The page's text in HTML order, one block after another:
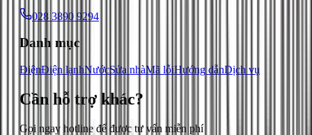
028 3890 9294
Danh mục
ĐiệnĐiện lạnhNướcSửa nhàMã lỗiHướng dẫnDịch vụ
Cần hỗ trợ khác?
Gọi ngay hotline để được tư vấn miễn phí